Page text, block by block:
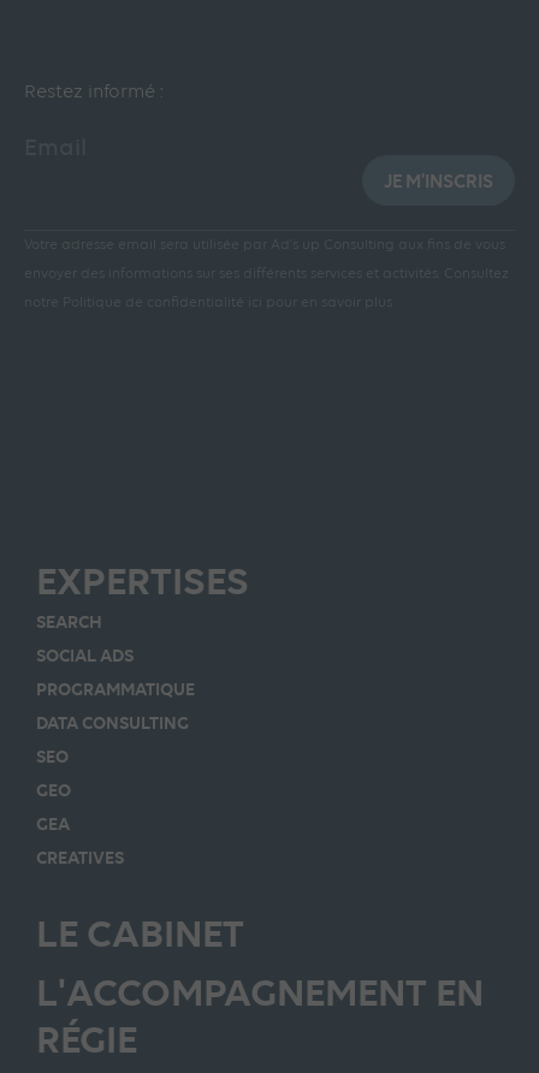
Restez informé :
JE M'INSCRIS
Votre adresse email sera utilisée par Ad’s up Consulting aux fins de vous
envoyer des informations sur ses différents services et activités.
Consultez
notre Politique de confidentialité ici pour en savoir plus
EXPERTISES
SEARCH
SOCIAL ADS
PROGRAMMATIQUE
DATA CONSULTING
SEO
GEO
GEA
CREATIVES
LE CABINET
L'ACCOMPAGNEMENT EN
RÉGIE